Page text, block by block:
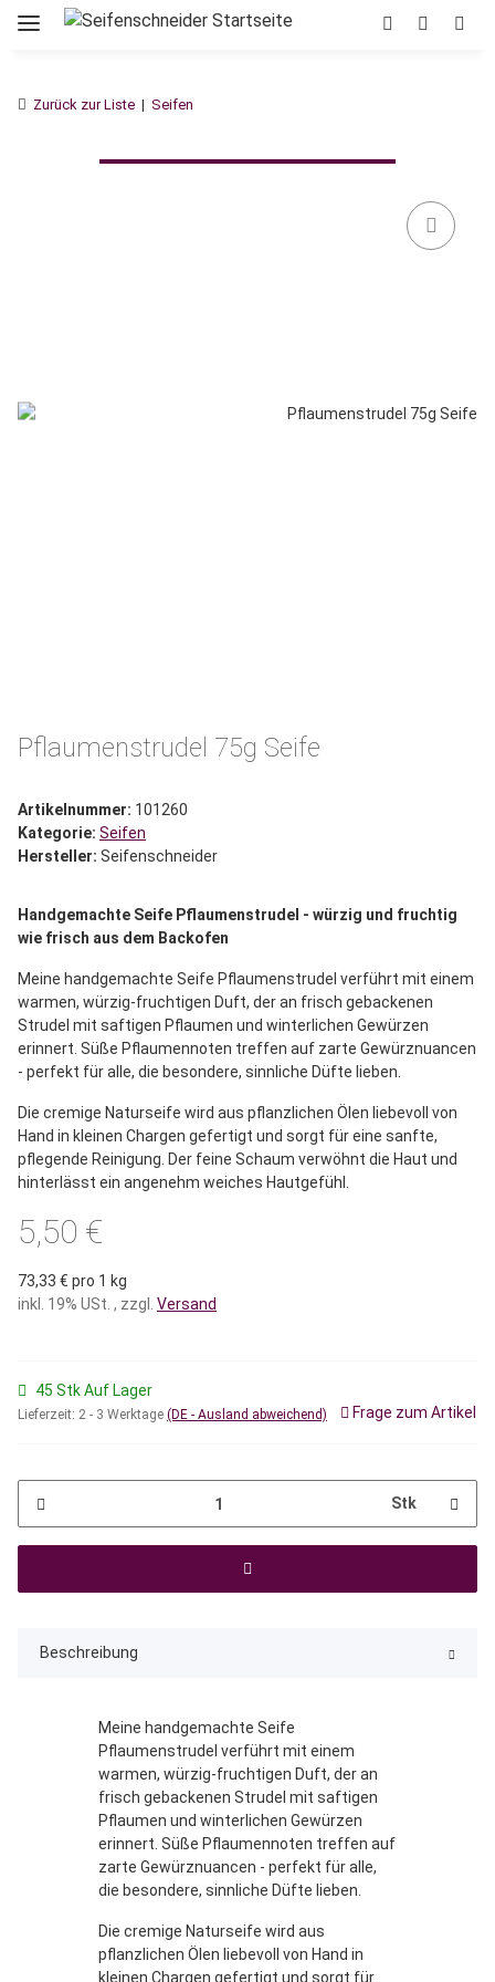
Zurück zur Liste Seifen
Pflaumenstrudel 75g Seife
Artikelnummer: 101260
Kategorie: Seifen
Hersteller: Seifenschneider
Handgemachte Seife Pflaumenstrudel - würzig und fruchtig
wie frisch aus dem Backofen
Meine handgemachte Seife Pflaumenstrudel verführt mit einem
warmen, würzig-fruchtigen Duft, der an frisch gebackenen
Strudel mit saftigen Pflaumen und winterlichen Gewürzen
erinnert. Süße Pflaumennoten treffen auf zarte Gewürznuancen
- perfekt für alle, die besondere, sinnliche Düfte lieben.
Die cremige Naturseife wird aus pflanzlichen Ölen liebevoll von
Hand in kleinen Chargen gefertigt und sorgt für eine sanfte,
pflegende Reinigung. Der feine Schaum verwöhnt die Haut und
hinterlässt ein angenehm weiches Hautgefühl.
5,50 €
73,33 € pro 1 kg
inkl. 19% USt. , zzgl. Versand
45 Stk Auf Lager
Lieferzeit: 2 - 3 Werktage (DE - Ausland abweichend) Frage zum Artikel
Stk
Beschreibung
Meine handgemachte Seife
Pflaumenstrudel verführt mit einem
warmen, würzig-fruchtigen Duft, der an
frisch gebackenen Strudel mit saftigen
Pflaumen und winterlichen Gewürzen
erinnert. Süße Pflaumennoten treffen auf
zarte Gewürznuancen - perfekt für alle,
die besondere, sinnliche Düfte lieben.
Die cremige Naturseife wird aus
pflanzlichen Ölen liebevoll von Hand in
kleinen Chargen gefertigt und sorgt für